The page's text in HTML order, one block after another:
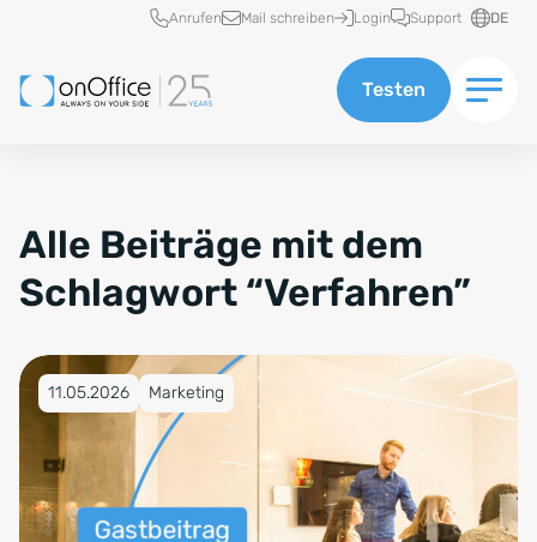
Schnellzugriff
Anrufen Mail schreiben Login Support DE
Testen
Alle Beiträge mit dem
Schlagwort “Verfahren”
Veröffentlicht am 11.05.2026
11.05.2026 Marketing